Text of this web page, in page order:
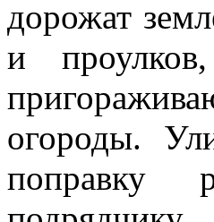
дорожат
и
огороды.
поправку